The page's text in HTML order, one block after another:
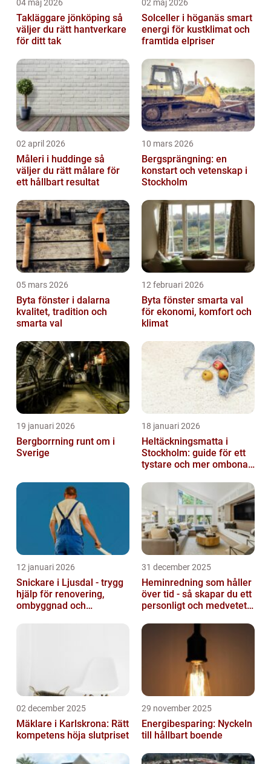
04 maj 2026
Takläggare jönköping så
väljer du rätt hantverkare
för ditt tak
02 maj 2026
Solceller i höganäs smart
energi för kustklimat och
framtida elpriser
02 april 2026
Måleri i huddinge så
väljer du rätt målare för
ett hållbart resultat
10 mars 2026
Bergsprängning: en
konstart och vetenskap i
Stockholm
05 mars 2026
Byta fönster i dalarna
kvalitet, tradition och
smarta val
12 februari 2026
Byta fönster smarta val
för ekonomi, komfort och
klimat
19 januari 2026
Bergborrning runt om i
Sverige
18 januari 2026
Heltäckningsmatta i
Stockholm: guide för ett
tystare och mer ombonat
12 januari 2026
Snickare i Ljusdal - trygg
hjälp för renovering,
ombyggnad och
31 december 2025
Heminredning som håller
över tid - så skapar du ett
personligt och medvetet
02 december 2025
Mäklare i Karlskrona: Rätt
kompetens höja slutpriset
29 november 2025
Energibesparing: Nyckeln
till hållbart boende